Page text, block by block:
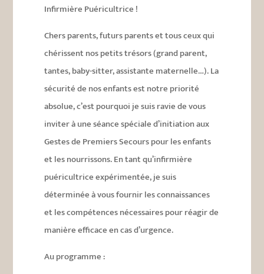
Infirmière Puéricultrice !
Chers parents, futurs parents et tous ceux qui
chérissent nos petits trésors (grand parent,
tantes, baby-sitter, assistante maternelle…). La
sécurité de nos enfants est notre priorité
absolue, c’est pourquoi je suis ravie de vous
inviter à une séance spéciale d’initiation aux
Gestes de Premiers Secours pour les enfants
et les nourrissons. En tant qu’infirmière
puéricultrice expérimentée, je suis
déterminée à vous fournir les connaissances
et les compétences nécessaires pour réagir de
manière efficace en cas d’urgence.
Au programme :